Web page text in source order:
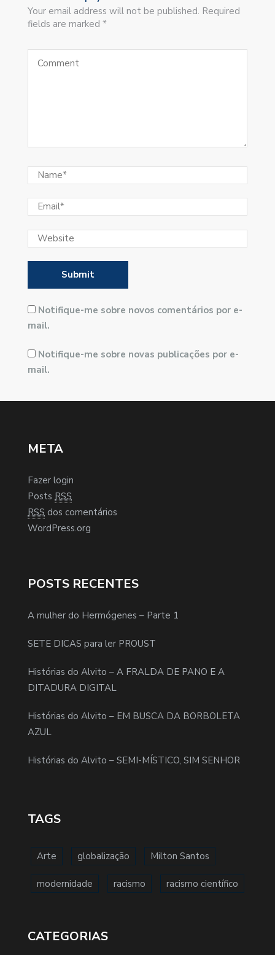
Your email address will not be published. Required
fields are marked *
Notifique-me sobre novos comentários por e-
mail.
Notifique-me sobre novas publicações por e-
mail.
META
Fazer login
Posts RSS
RSS dos comentários
WordPress.org
POSTS RECENTES
A mulher do Hermógenes – Parte 1
SETE DICAS para ler PROUST
Histórias do Alvito – A FRALDA DE PANO E A
DITADURA DIGITAL
Histórias do Alvito – EM BUSCA DA BORBOLETA
AZUL
Histórias do Alvito – SEMI-MÍSTICO, SIM SENHOR
TAGS
Arte globalização Milton Santos
modernidade racismo racismo científico
CATEGORIAS